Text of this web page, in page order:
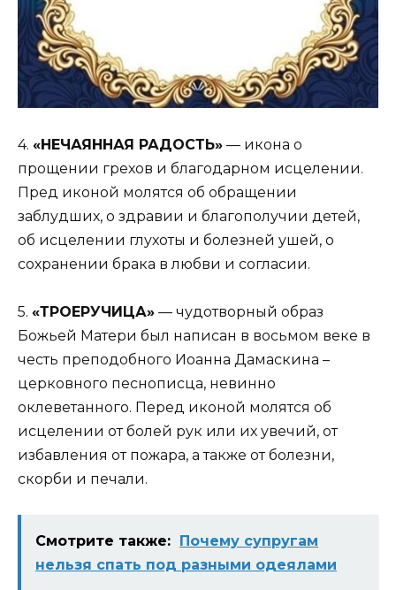
4. «НЕЧАЯННАЯ РАДОСТЬ» — икона о
прощении грехов и благодарном исцелении.
Пред иконой молятся об обращении
заблудших, о здравии и благополучии детей,
об исцелении глухоты и болезней ушей, о
сохранении брака в любви и согласии.
5. «ТРОЕРУЧИЦА» — чудотворный образ
Божьей Матери был написан в восьмом веке в
честь преподобного Иоанна Дамаскина –
церковного песнописца, невинно
оклеветанного. Перед иконой молятся об
исцелении от болей рук или их увечий, от
избавления от пожара, а также от болезни,
скорби и печали.
Смотрите также: Почему супругам
нельзя спать под разными одеялами